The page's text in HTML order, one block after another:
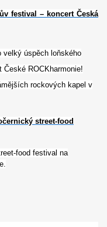
festival – koncert Česká
velký úspěch loňského
ROCKharmonie!
rockových kapel v
street-food
food festival na